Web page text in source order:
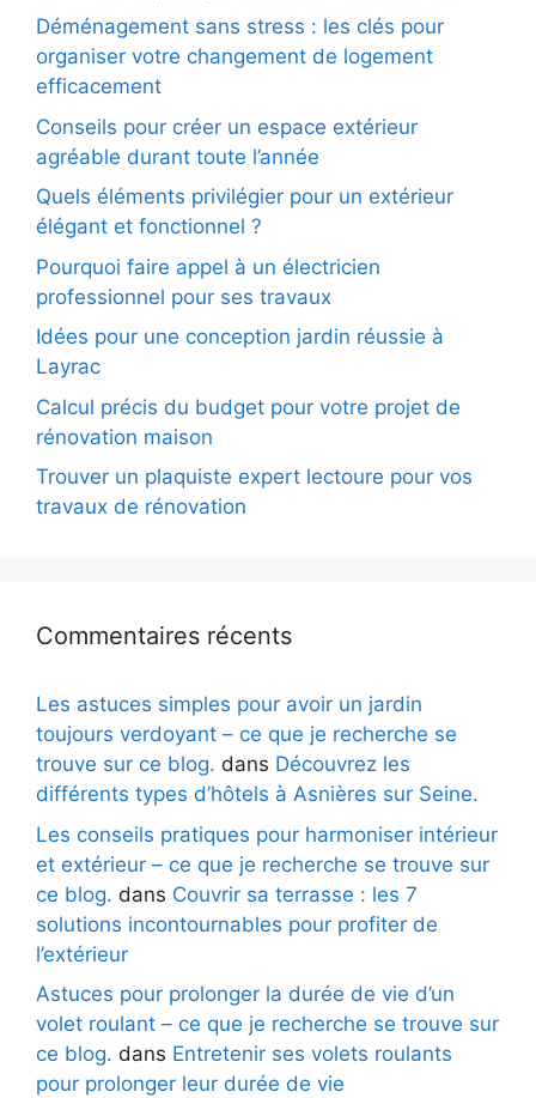
Déménagement sans stress : les clés pour
organiser votre changement de logement
efficacement
Conseils pour créer un espace extérieur
agréable durant toute l’année
Quels éléments privilégier pour un extérieur
élégant et fonctionnel ?
Pourquoi faire appel à un électricien
professionnel pour ses travaux
Idées pour une conception jardin réussie à
Layrac
Calcul précis du budget pour votre projet de
rénovation maison
Trouver un plaquiste expert lectoure pour vos
travaux de rénovation
Commentaires récents
Les astuces simples pour avoir un jardin
toujours verdoyant – ce que je recherche se
trouve sur ce blog. dans Découvrez les
différents types d’hôtels à Asnières sur Seine.
Les conseils pratiques pour harmoniser intérieur
et extérieur – ce que je recherche se trouve sur
ce blog. dans Couvrir sa terrasse : les 7
solutions incontournables pour profiter de
l’extérieur
Astuces pour prolonger la durée de vie d’un
volet roulant – ce que je recherche se trouve sur
ce blog. dans Entretenir ses volets roulants
pour prolonger leur durée de vie